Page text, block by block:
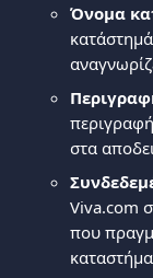
Όνομα
στα
Viva.com
που